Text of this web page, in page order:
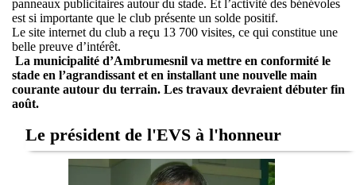
panneaux publicitaires autour du stade. Et l’activité des bénévoles
est si importante que le club présente un solde positif.
Le site internet du club a reçu 13 700 visites, ce qui constitue une
belle preuve d’intérêt.
La municipalité d’Ambrumesnil va mettre en conformité le
stade en l’agrandissant et en installant une nouvelle main
courante autour du terrain. Les travaux devraient débuter fin
août.
Le président de l'EVS à l'honneur